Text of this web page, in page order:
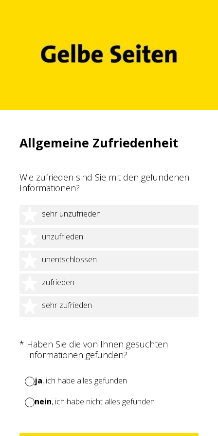
Allgemeine Zufriedenheit
Wie zufrieden sind Sie mit den gefundenen
Informationen?
sehr unzufrieden
1 Stern
unzufrieden
2 Sterne
unentschlossen
3 Sterne
zufrieden
4 Sterne
sehr zufrieden
5 Sterne
* Haben Sie die von Ihnen gesuchten
Informationen gefunden?
(Erforderlich.)
ja, ich habe alles gefunden
nein, ich habe nicht alles gefunden